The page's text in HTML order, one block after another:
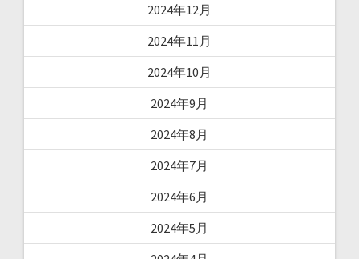
2024年12月
2024年11月
2024年10月
2024年9月
2024年8月
2024年7月
2024年6月
2024年5月